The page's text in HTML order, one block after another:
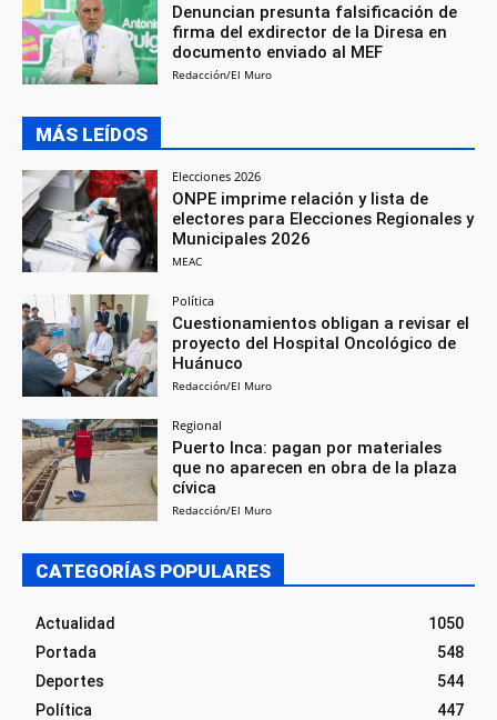
Denuncian presunta falsificación de
firma del exdirector de la Diresa en
documento enviado al MEF
Redacción/El Muro
MÁS LEÍDOS
Elecciones 2026
ONPE imprime relación y lista de
electores para Elecciones Regionales y
Municipales 2026
MEAC
Política
Cuestionamientos obligan a revisar el
proyecto del Hospital Oncológico de
Huánuco
Redacción/El Muro
Regional
Puerto Inca: pagan por materiales
que no aparecen en obra de la plaza
cívica
Redacción/El Muro
CATEGORÍAS POPULARES
Actualidad
1050
Portada
548
Deportes
544
Política
447